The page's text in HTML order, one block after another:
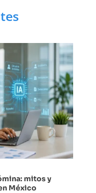
mitos y
México